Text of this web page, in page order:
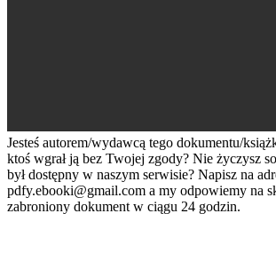
Jesteś autorem/wydawcą tego dokumentu/
ktoś wgrał ją bez Twojej zgody? Nie życzysz
był dostępny w naszym serwisie? Napisz na
pdfy.ebooki@gmail.com a my odpowiemy na
zabroniony dokument w ciągu 24 godzin.